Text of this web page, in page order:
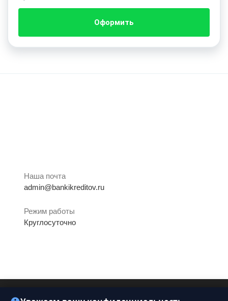
Оформить
Наша почта
admin@bankikreditov.ru
Режим работы
Круглосуточно